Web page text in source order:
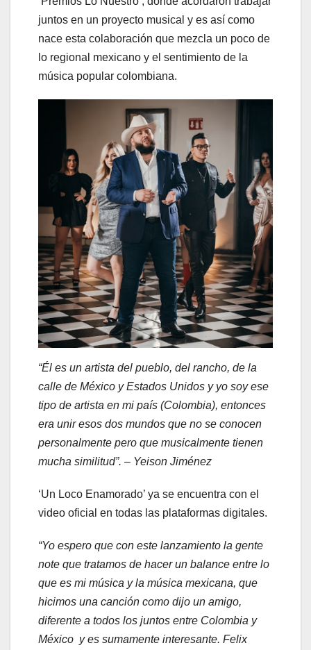
juntos en un proyecto musical y es así como
nace esta colaboración que mezcla un poco de
lo regional mexicano y el sentimiento de la
música popular colombiana.
“Él es un artista del pueblo, del rancho, de la
calle de México y Estados Unidos y yo soy ese
tipo de artista en mi país (Colombia), entonces
era unir esos dos mundos que no se conocen
personalmente pero que musicalmente tienen
mucha similitud”. – Yeison Jiménez
‘Un Loco Enamorado’ ya se encuentra con el
video oficial en todas las plataformas digitales.
“Yo espero que con este lanzamiento la gente
note que tratamos de hacer un balance entre lo
que es mi música y la música mexicana, que
hicimos una canción como dijo un amigo,
diferente a todos los juntos entre Colombia y
México y es sumamente interesante. Felix